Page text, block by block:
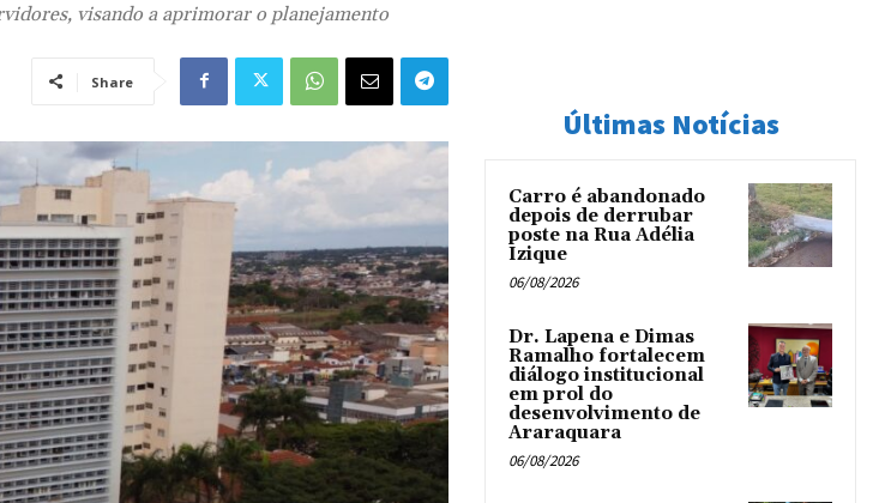
visando a aprimorar o planejamento
Share
Últimas Notícias
Carro é abandonado
depois de derrubar
poste na Rua Adélia
Izique
06/08/2026
Dr. Lapena e Dimas
Ramalho fortalecem
diálogo institucional
em prol do
desenvolvimento de
Araraquara
06/08/2026